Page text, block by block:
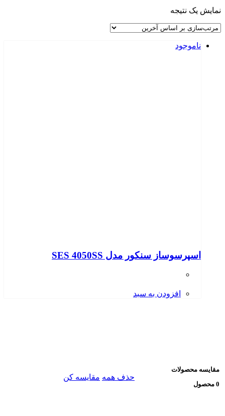
نمایش یک نتیجه
ناموجود
اسپرسوساز سنکور مدل SES 4050SS
افزودن به سبد
مقایسه محصولات
0 محصول
حذف همه مقایسه کن